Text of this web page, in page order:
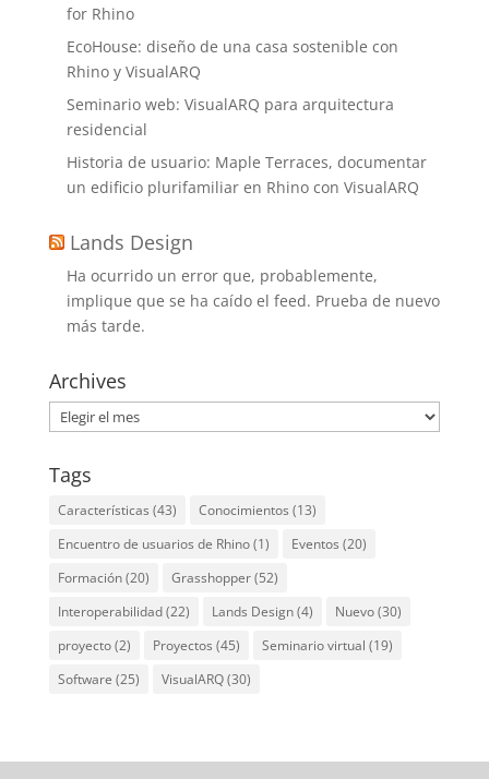
for Rhino
EcoHouse: diseño de una casa sostenible con
Rhino y VisualARQ
Seminario web: VisualARQ para arquitectura
residencial
Historia de usuario: Maple Terraces, documentar
un edificio plurifamiliar en Rhino con VisualARQ
Lands Design
Ha ocurrido un error que, probablemente,
implique que se ha caído el feed. Prueba de nuevo
más tarde.
Archives
Archives
Tags
Características (43) Conocimientos (13)
Encuentro de usuarios de Rhino(1) Eventos (20)
Formación(20) Grasshopper(52)
Interoperabilidad(22) Lands Design(4) Nuevo(30)
proyecto(2) Proyectos (45) Seminario virtual (19)
Software (25) VisualARQ(30)